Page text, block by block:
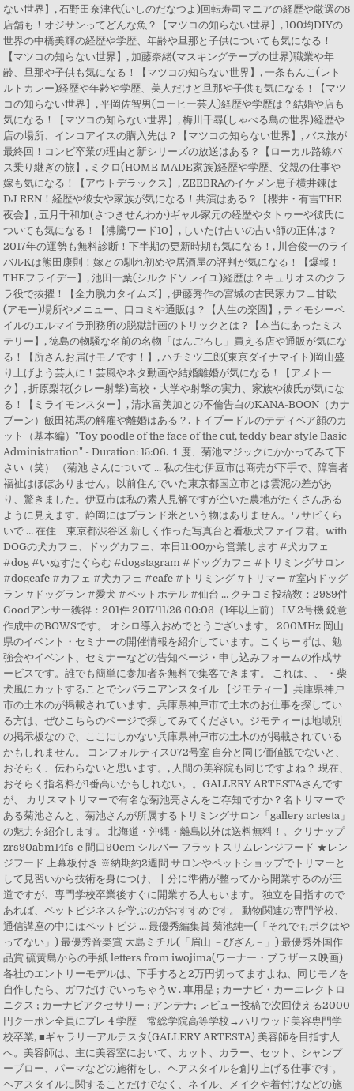
ない世界】, 石野田奈津代(いしのだなつよ)回転寿司マニアの経歴や厳選の8
店舗も！オジサンってどんな魚？【マツコの知らない世界】, 100均DIYの
世界の中橋美輝の経歴や学歴、年齢や旦那と子供についても気になる！
【マツコの知らない世界】, 加藤奈緒(マスキングテープの世界)職業や年
齢、旦那や子供も気になる！【マツコの知らない世界】, 一条もんこ(レト
ルトカレー)経歴や年齢や学歴、美人だけど旦那や子供も気になる！【マツ
コの知らない世界】, 平岡佐智男(コーヒー芸人)経歴や学歴は？結婚や店も
気になる！【マツコの知らない世界】, 梅川千尋(しゃべる鳥の世界)経歴や
店の場所、インコアイスの購入先は？【マツコの知らない世界】, バス旅が
最終回！コンビ卒業の理由と新シリーズの放送はある？【ローカル路線バ
ス乗り継ぎの旅】, ミクロ(HOME MADE家族)経歴や学歴、父親の仕事や
嫁も気になる！【アウトデラックス】, ZEEBRAのイケメン息子横井錬は
DJ REN！経歴や彼女や家族が気になる！共演はある？【櫻井・有吉THE
夜会】, 五月千和加(さつきせんわか)ギャル家元の経歴やタトゥーや彼氏に
ついても気になる！【沸騰ワード10】, しいたけ占いの占い師の正体は？
2017年の運勢も無料診断！下半期の更新時期も気になる！, 川合俊一のライ
バルKは熊田康則！嫁との馴れ初めや居酒屋の評判が気になる！【爆報！
THEフライデー】, 池田一葉(シルクドソレイユ)経歴は？キュリオスのクラ
ラ役で抜擢！【全力脱力タイムズ】, 伊藤秀作の宮城の古民家カフェ甘欧
(アモー)場所やメニュー、口コミや通販は？【人生の楽園】, ティモシーベ
イルのエルマイラ刑務所の脱獄計画のトリックとは？【本当にあったミス
テリー】, 徳島の物騒な名前の名物「はんごろし」買える店や通販が気にな
る！【所さんお届けモノです！】, ハチミツ二郎(東京ダイナマイト)岡山盛
り上げよう芸人に！芸風やネタ動画や結婚離婚が気になる！【アメトー
ク】, 折原梨花(クレー射撃)高校・大学や射撃の実力、家族や彼氏が気にな
る！【ミライモンスター】, 清水富美加との不倫告白のKANA-BOON（カナ
ブーン）飯田祐馬の解雇や離婚はある？. トイプードルのテディベア顔のカ
ット（基本編）"Toy poodle of the face of the cut, teddy bear style Basic
Administration" - Duration: 15:06. １度、菊池マジックにかかってみて下
さい（笑） （菊池 さんについて ... 私の住む伊豆市は商売が下手で、障害者
福祉はほぼありません。以前住んでいた東京都国立市とは雲泥の差があ
り、驚きました。伊豆市は私の素人見解ですが空いた農地がたくさんある
ように見えます。静岡にはブランド米という物はありません。ワサビくら
いで … 在住 東京都渋谷区 新しく作った写真台と看板犬ファイフ君。with
DOGの犬カフェ、ドッグカフェ、本日11:00から営業します #犬カフェ
#dog #いぬすたぐらむ #dogstagram #ドッグカフェ #トリミングサロン
#dogcafe #カフェ #犬カフェ #cafe #トリミング #トリマー #室内ドッグ
ラン #ドッグラン #愛犬 #ペットホテル #仙台 … クチコミ投稿数：2989件
Goodアンサー獲得：201件 2017/11/26 00:06（1年以上前） LV 2号機 鋭意
作成中のBOWSです。 オシロ導入おめでとうございます。 200MHz 岡山
県のイベント・セミナーの開催情報を紹介しています。こくちーずは、勉
強会やイベント、セミナーなどの告知ページ・申し込みフォームの作成サ
ービスです。誰でも簡単に参加者を無料で集客できます。 これは、、 ・柴
犬風にカットすることでシバラニアンスタイル 【ジモティー】兵庫県神戸
市の土木のが掲載されています。兵庫県神戸市で土木のお仕事を探してい
る方は、ぜひこちらのページで探してみてください。ジモティーは地域別
の掲示板なので、ここにしかない兵庫県神戸市の土木のが掲載されている
かもしれません。 コンフォルティス072号室 自分と同じ価値観でないと、
おそらく、伝わらないと思います。, 人間の美容院も同じですよね？ 現在、
おそらく指名料が1番高いかもしれない。。GALLERY ARTESTAさんです
が、 カリスマトリマーで有名な菊池亮さんをご存知ですか？名トリマーで
ある菊池さんと、菊池さんが所属するトリミングサロン「gallery artesta」
の魅力を紹介します。 北海道・沖縄・離島以外は送料無料！。クリナップ
zrs90abm14fs-e 間口90cm シルバー フラットスリムレンジフード ★レン
ジフード 上幕板付き ※納期約2週間 サロンやペットショップでトリマーと
して見習いから技術を身につけ、十分に準備が整ってから開業するのが王
道ですが、専門学校卒業後すぐに開業する人もいます。 独立を目指すので
あれば、ペットビジネスを学ぶのがおすすめです。 動物関連の専門学校、
通信講座の中にはペットビジ … 最優秀編集賞 菊池純一(「それでもボクはや
ってない」) 最優秀音楽賞 大島ミチル(「眉山 －びざん－」) 最優秀外国作
品賞 硫黄島からの手紙 letters from iwojima(ワーナー・ブラザース映画)
各社のエントリーモデルは、下手すると2万円切ってますよね、同じモノを
自作したら、ガワだけでいっちゃうw . 車用品 ; カーナビ・カーエレクトロ
ニクス ; カーナビアクセサリー ; アンテナ; レビュー投稿で次回使える2000
円クーポン全員にプレ 4 学歴 常総学院高等学校→ハリウッド美容専門学
校卒業, ■ギャラリーアルテスタ(GALLERY ARTESTA) 美容師を目指す人
へ。美容師は、主に美容室において、カット、カラー、セット、シャンプ
ーブロー、パーマなどの施術をし、ヘアスタイルを創り上げる仕事です。
ヘアスタイルに関することだけでなく、ネイル、メイクや着付けなどの施